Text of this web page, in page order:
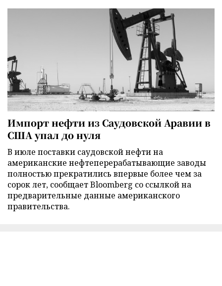
Импорт нефти из Саудовской Аравии в
США упал до нуля
В июле поставки саудовской нефти на
американские нефтеперерабатывающие заводы
полностью прекратились впервые более чем за
сорок лет, сообщает Bloomberg со ссылкой на
предварительные данные американского
правительства.